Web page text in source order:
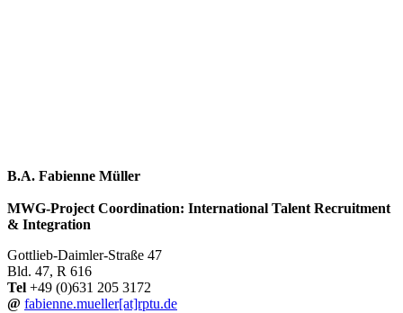
B.A. Fabienne Müller
MWG-Project Coordination: International Talent Recruitment
& Integration
Gottlieb-Daimler-Straße 47
Bld. 47, R 616
Tel +49 (0)631 205 3172
@ fabienne.mueller[at]rptu.de